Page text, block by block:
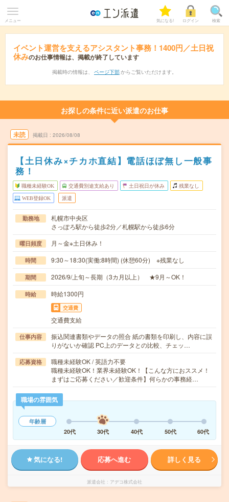
メニュー 気になる! ログイン 検索
イベント運営を支えるアシスタント事務！1400円／土日祝
休みのお仕事情報は、掲載が終了しています
掲載時の情報は、 ページ下部 からご覧いただけます。
お探しの条件に近い派遣のお仕事
未読 掲載日 2026/08/08
【土日休み×チカホ直結】電話ほぼ無し一般事
務！
職種未経験OK 交通費別途支給あり 土日祝日が休み 残業なし
WEB登録OK 派遣
勤務地
札幌市中央区
さっぽろ駅から徒歩2分／札幌駅から徒歩6分
曜日頻度 月～金※土日休み！
時間 9:30～18:30(実働:8時間) (休憩60分) ※残業なし
期間 2026/9/上旬～長期（3カ月以上） ★9月～OK！
時給 時給1300円
交通費
交通費支給
仕事内容
振込関連書類やデータの照合 紙の書類を印刷し、内容に誤
りがないか確認 PC上のデータとの比較、チェッ…
応募資格
職種未経験OK / 英語力不要
職種未経験OK！業界未経験OK！【こんな方におススメ！
まずはご応募ください／歓迎条件】何らかの事務経…
職場の雰囲気
年齢層
20代
30代 40代 50代 60代
気になる! 応募へ進む 詳しく見る
派遣会社 アデコ株式会社